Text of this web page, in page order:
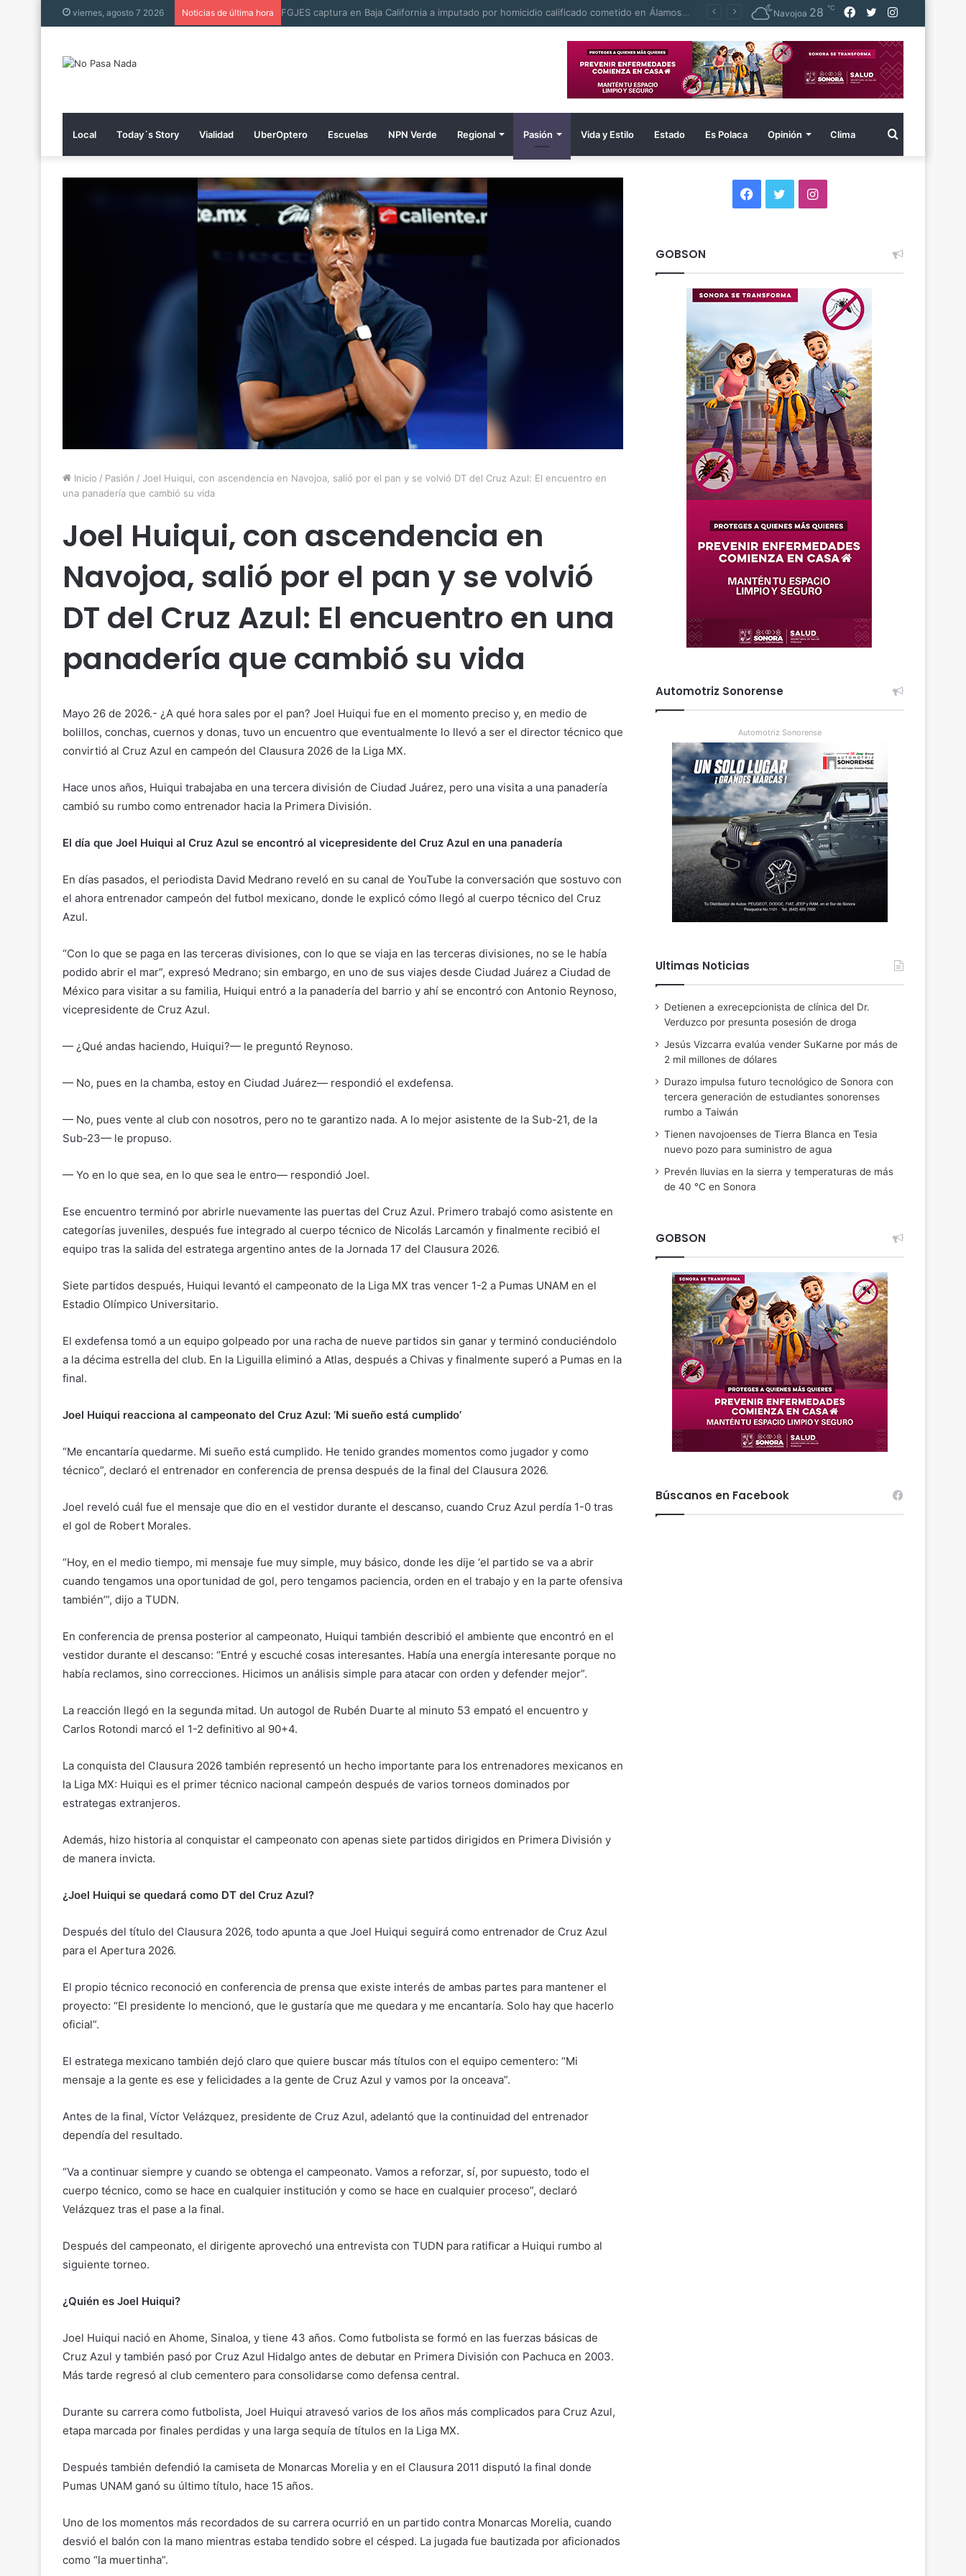
viernes, agosto 7 2026 Noticias de última hora Instagram
Twitter
Facebook
Navojoa 28 ℃
Local Today´s Story Vialidad UberOptero Escuelas NPN Verde Regional Pasión Vida y Estilo Estado Es Polaca Opinión Clima Buscar
Inicio / Pasión / Joel Huiqui, con ascendencia en Navojoa, salió por el pan y se volvió DT del Cruz Azul: El encuentro en
una panadería que cambió su vida
Joel Huiqui, con ascendencia en
Navojoa, salió por el pan y se volvió
DT del Cruz Azul: El encuentro en una
panadería que cambió su vida
Mayo 26 de 2026.- ¿A qué hora sales por el pan? Joel Huiqui fue en el momento preciso y, en medio de
bolillos, conchas, cuernos y donas, tuvo un encuentro que eventualmente lo llevó a ser el director técnico que
convirtió al Cruz Azul en campeón del Clausura 2026 de la Liga MX.
Hace unos años, Huiqui trabajaba en una tercera división de Ciudad Juárez, pero una visita a una panadería
cambió su rumbo como entrenador hacia la Primera División.
El día que Joel Huiqui al Cruz Azul se encontró al vicepresidente del Cruz Azul en una panadería
En días pasados, el periodista David Medrano reveló en su canal de YouTube la conversación que sostuvo con
el ahora entrenador campeón del futbol mexicano, donde le explicó cómo llegó al cuerpo técnico del Cruz
Azul.
“Con lo que se paga en las terceras divisiones, con lo que se viaja en las terceras divisiones, no se le había
podido abrir el mar”, expresó Medrano; sin embargo, en uno de sus viajes desde Ciudad Juárez a Ciudad de
México para visitar a su familia, Huiqui entró a la panadería del barrio y ahí se encontró con Antonio Reynoso,
vicepresidente de Cruz Azul.
— ¿Qué andas haciendo, Huiqui?— le preguntó Reynoso.
— No, pues en la chamba, estoy en Ciudad Juárez— respondió el exdefensa.
— No, pues vente al club con nosotros, pero no te garantizo nada. A lo mejor asistente de la Sub-21, de la
Sub-23— le propuso.
— Yo en lo que sea, en lo que sea le entro— respondió Joel.
Ese encuentro terminó por abrirle nuevamente las puertas del Cruz Azul. Primero trabajó como asistente en
categorías juveniles, después fue integrado al cuerpo técnico de Nicolás Larcamón y finalmente recibió el
equipo tras la salida del estratega argentino antes de la Jornada 17 del Clausura 2026.
Siete partidos después, Huiqui levantó el campeonato de la Liga MX tras vencer 1-2 a Pumas UNAM en el
Estadio Olímpico Universitario.
El exdefensa tomó a un equipo golpeado por una racha de nueve partidos sin ganar y terminó conduciéndolo
a la décima estrella del club. En la Liguilla eliminó a Atlas, después a Chivas y finalmente superó a Pumas en la
final.
Joel Huiqui reacciona al campeonato del Cruz Azul: ‘Mi sueño está cumplido’
“Me encantaría quedarme. Mi sueño está cumplido. He tenido grandes momentos como jugador y como
técnico”, declaró el entrenador en conferencia de prensa después de la final del Clausura 2026.
Joel reveló cuál fue el mensaje que dio en el vestidor durante el descanso, cuando Cruz Azul perdía 1-0 tras
el gol de Robert Morales.
“Hoy, en el medio tiempo, mi mensaje fue muy simple, muy básico, donde les dije ‘el partido se va a abrir
cuando tengamos una oportunidad de gol, pero tengamos paciencia, orden en el trabajo y en la parte ofensiva
también’”, dijo a TUDN.
En conferencia de prensa posterior al campeonato, Huiqui también describió el ambiente que encontró en el
vestidor durante el descanso: “Entré y escuché cosas interesantes. Había una energía interesante porque no
había reclamos, sino correcciones. Hicimos un análisis simple para atacar con orden y defender mejor”.
La reacción llegó en la segunda mitad. Un autogol de Rubén Duarte al minuto 53 empató el encuentro y
Carlos Rotondi marcó el 1-2 definitivo al 90+4.
La conquista del Clausura 2026 también representó un hecho importante para los entrenadores mexicanos en
la Liga MX: Huiqui es el primer técnico nacional campeón después de varios torneos dominados por
estrategas extranjeros.
Además, hizo historia al conquistar el campeonato con apenas siete partidos dirigidos en Primera División y
de manera invicta.
¿Joel Huiqui se quedará como DT del Cruz Azul?
Después del título del Clausura 2026, todo apunta a que Joel Huiqui seguirá como entrenador de Cruz Azul
para el Apertura 2026.
El propio técnico reconoció en conferencia de prensa que existe interés de ambas partes para mantener el
proyecto: “El presidente lo mencionó, que le gustaría que me quedara y me encantaría. Solo hay que hacerlo
oficial”.
El estratega mexicano también dejó claro que quiere buscar más títulos con el equipo cementero: “Mi
mensaje a la gente es ese y felicidades a la gente de Cruz Azul y vamos por la onceava”.
Antes de la final, Víctor Velázquez, presidente de Cruz Azul, adelantó que la continuidad del entrenador
dependía del resultado.
“Va a continuar siempre y cuando se obtenga el campeonato. Vamos a reforzar, sí, por supuesto, todo el
cuerpo técnico, como se hace en cualquier institución y como se hace en cualquier proceso”, declaró
Velázquez tras el pase a la final.
Después del campeonato, el dirigente aprovechó una entrevista con TUDN para ratificar a Huiqui rumbo al
siguiente torneo.
¿Quién es Joel Huiqui?
Joel Huiqui nació en Ahome, Sinaloa, y tiene 43 años. Como futbolista se formó en las fuerzas básicas de
Cruz Azul y también pasó por Cruz Azul Hidalgo antes de debutar en Primera División con Pachuca en 2003.
Más tarde regresó al club cementero para consolidarse como defensa central.
Durante su carrera como futbolista, Joel Huiqui atravesó varios de los años más complicados para Cruz Azul,
etapa marcada por finales perdidas y una larga sequía de títulos en la Liga MX.
Después también defendió la camiseta de Monarcas Morelia y en el Clausura 2011 disputó la final donde
Pumas UNAM ganó su último título, hace 15 años.
Uno de los momentos más recordados de su carrera ocurrió en un partido contra Monarcas Morelia, cuando
desvió el balón con la mano mientras estaba tendido sobre el césped. La jugada fue bautizada por aficionados
como “la muertinha”.
Facebook
TwitterInstagram
GOBSON
Automotriz Sonorense
Automotriz Sonorense
Ultimas Noticias
Detienen a exrecepcionista de clínica del Dr.
Verduzco por presunta posesión de droga
Jesús Vizcarra evalúa vender SuKarne por más de
2 mil millones de dólares
Durazo impulsa futuro tecnológico de Sonora con
tercera generación de estudiantes sonorenses
rumbo a Taiwán
Tienen navojoenses de Tierra Blanca en Tesia
nuevo pozo para suministro de agua
Prevén lluvias en la sierra y temperaturas de más
de 40 °C en Sonora
GOBSON
Búscanos en Facebook